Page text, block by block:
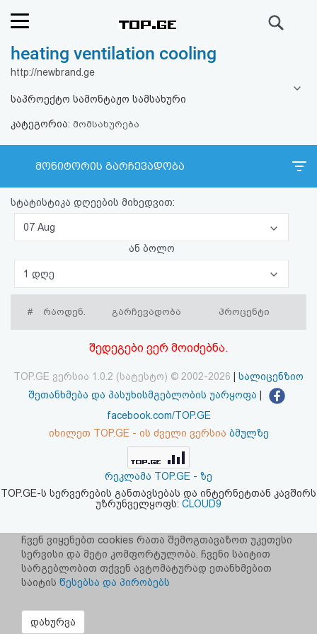
რეიტინგი
ფოსტა
კითხვა-
პასუხი
ავტორიზაცია
რეგისტრაცია
აღდგენა
კოდი
სალიცენზიო
პასუხისმგებლობის
უარყოფა
heating ventilation cooling
http://newbrand.ge
საპროექტო სამონტაჟო სამსახური
კატეგორია: მომსახურება
მონიტორის გარჩევადობა
სტატისტიკა დღეების მიხედვით:
07 Aug
ან ბოლო
1 დღე
# რაოდენ. გარჩევადობა პროცენტი
შედეგები ვერ მოიძებნა.
TOP.GE ვერსია 1.0.2 (სატესტო) © 2002-2026
სალიცენზიო
შეთანხმება და პასუხისმგებლობის უარყოფა
facebook.com/TOP.GE
იხილეთ TOP.GE - ის ძველი ვერსია ბმულზე
რეკლამა TOP.GE - ზე
TOP.GE-ს სერვერების განთავსებას და ინტერნეტთან კავშირს
უზრუნველყოფს: CLOUD9
ჩვენ ვიყენებთ cookies რათა შემოგთავაზოთ უკეთესი
სერვისი და მეტი კომფორტულობა. ჩვენი საიტით
სარგებლობით თქვენ ავტომატურად ეთანხმებით
საიტის წესებსა და პირობებს
დახურვა